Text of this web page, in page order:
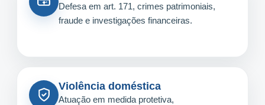
Defesa em art. 171, crimes patrimoniais,
fraude e investigações financeiras.
Violência doméstica
Atuação em medida protetiva,